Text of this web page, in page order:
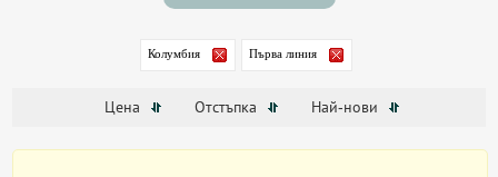
Колумбия Първа линия
Цена Отстъпка Най-нови